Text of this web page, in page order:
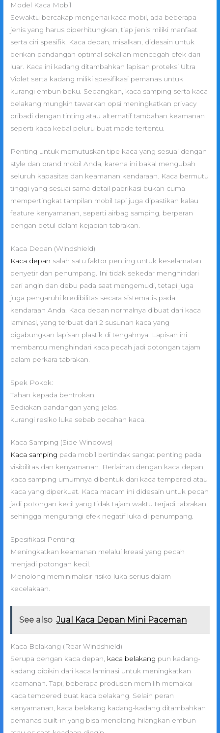
Model Kaca Mobil
Sewaktu bercakap mengenai kaca mobil, ada beberapa
jenis yang harus diperhitungkan, tiap jenis miliki manfaat
serta ciri spesifik. Kaca depan, misalkan, didesain untuk
berikan pandangan optimal sekalian mencegah efek dari
luar. Kaca ini kadang ditambahkan lapisan proteksi Ultra
Violet serta kadang miliki spesifikasi pemanas untuk
kurangi embun beku. Sedangkan, kaca samping serta kaca
belakang mungkin tawarkan opsi meningkatkan privacy
pribadi dengan tinting atau alternatif tambahan keamanan
seperti kaca kebal peluru buat mode tertentu.
Penting untuk memutuskan tipe kaca yang sesuai dengan
style dan brand mobil Anda, karena ini bakal mengubah
seluruh kapasitas dan keamanan kendaraan. Kaca bermutu
tinggi yang sesuai sama detail pabrikasi bukan cuma
mempertingkat tampilan mobil tapi juga dipastikan kalau
feature kenyamanan, seperti airbag samping, berperan
dengan betul dalam kejadian tabrakan.
Kaca Depan (Windshield)
Kaca depan salah satu faktor penting untuk keselamatan
penyetir dan penumpang. Ini tidak sekedar menghindari
dari angin dan debu pada saat mengemudi, tetapi juga
juga pengaruhi kredibilitas secara sistematis pada
kendaraan Anda. Kaca depan normalnya dibuat dari kaca
laminasi, yang terbuat dari 2 susunan kaca yang
digabungkan lapisan plastik di tengahnya. Lapisan ini
membantu menghindari kaca pecah jadi potongan tajam
dalam perkara tabrakan.
Spek Pokok:
Tahan kepada bentrokan.
Sediakan pandangan yang jelas.
kurangi resiko luka sebab pecahan kaca.
Kaca Samping (Side Windows)
Kaca samping pada mobil bertindak sangat penting pada
visibilitas dan kenyamanan. Berlainan dengan kaca depan,
kaca samping umumnya dibentuk dari kaca tempered atau
kaca yang diperkuat. Kaca macam ini didesain untuk pecah
jadi potongan kecil yang tidak tajam waktu terjadi tabrakan,
sehingga mengurangi efek negatif luka di penumpang.
Spesifikasi Penting:
Meningkatkan keamanan melalui kreasi yang pecah
menjadi potongan kecil.
Menolong meminimalisir risiko luka serius dalam
kecelakaan.
See also Jual Kaca Depan Mini Paceman
Kaca Belakang (Rear Windshield)
Serupa dengan kaca depan, kaca belakang pun kadang-
kadang dibikin dari kaca laminasi untuk meningkatkan
keamanan. Tapi, beberapa produsen memilih memakai
kaca tempered buat kaca belakang. Selain peran
kenyamanan, kaca belakang kadang-kadang ditambahkan
pemanas built-in yang bisa menolong hilangkan embun